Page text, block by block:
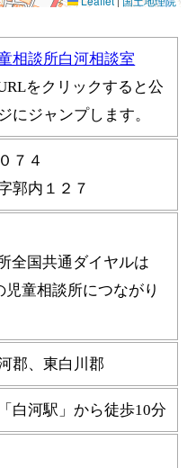
相談所白河相談室
をクリックすると公
にジャンプします。
７４
郭内１２７
全国共通ダイヤルは
児童相談所につながり
郡、東白川郡
白河駅」から徒歩10分